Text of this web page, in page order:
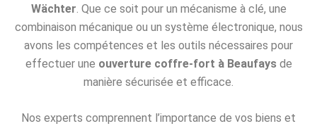
Wächter . Que ce soit pour un mécanisme à clé, une
combinaison mécanique ou un système électronique, nous
avons les compétences et les outils nécessaires pour
effectuer une ouverture coffre-fort à Beaufaysde
manière sécurisée et efficace.
Nos experts comprennent l’importance de vos biens et